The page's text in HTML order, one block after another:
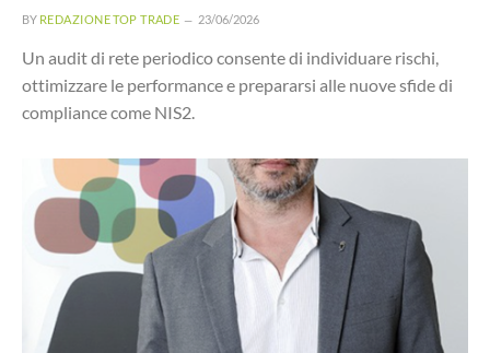
BY REDAZIONE TOP TRADE 23/06/2026
Un audit di rete periodico consente di individuare rischi,
ottimizzare le performance e prepararsi alle nuove sfide di
compliance come NIS2.